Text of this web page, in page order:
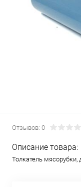
Отзывов: 0
Описание товара:
Толкатель мясорубки,